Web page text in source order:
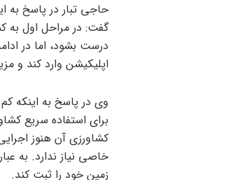
حاجی تبار در پاسخ به
گفت: در مراحل اول به
درست بشود، اما در
اپلیکیشن وارد کند و
وی در پاسخ به اینکه
برای استفاده سریع
کشاورزی آن هنوز
خاصی نیاز ندارد. به
زمین خود را ثبت کند.